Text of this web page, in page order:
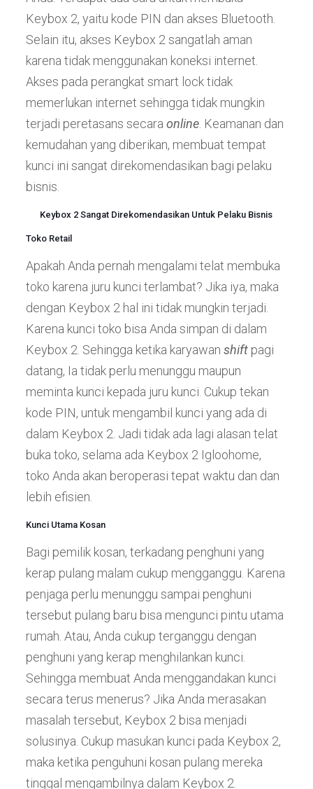
Keybox 2, yaitu kode PIN dan akses Bluetooth.
Selain itu, akses Keybox 2 sangatlah aman
karena tidak menggunakan koneksi internet.
Akses pada perangkat smart lock tidak
memerlukan internet sehingga tidak mungkin
terjadi peretasans secara online. Keamanan dan
kemudahan yang diberikan, membuat tempat
kunci ini sangat direkomendasikan bagi pelaku
bisnis.
Keybox 2 Sangat Direkomendasikan Untuk Pelaku Bisnis
Toko Retail
Apakah Anda pernah mengalami telat membuka
toko karena juru kunci terlambat? Jika iya, maka
dengan Keybox 2 hal ini tidak mungkin terjadi.
Karena kunci toko bisa Anda simpan di dalam
Keybox 2. Sehingga ketika karyawan shift pagi
datang, Ia tidak perlu menunggu maupun
meminta kunci kepada juru kunci. Cukup tekan
kode PIN, untuk mengambil kunci yang ada di
dalam Keybox 2. Jadi tidak ada lagi alasan telat
buka toko, selama ada Keybox 2 Igloohome,
toko Anda akan beroperasi tepat waktu dan dan
lebih efisien.
Kunci Utama Kosan
Bagi pemilik kosan, terkadang penghuni yang
kerap pulang malam cukup mengganggu. Karena
penjaga perlu menunggu sampai penghuni
tersebut pulang baru bisa mengunci pintu utama
rumah. Atau, Anda cukup terganggu dengan
penghuni yang kerap menghilankan kunci.
Sehingga membuat Anda menggandakan kunci
secara terus menerus? Jika Anda merasakan
masalah tersebut, Keybox 2 bisa menjadi
solusinya. Cukup masukan kunci pada Keybox 2,
maka ketika penguhuni kosan pulang mereka
tinggal mengambilnya dalam Keybox 2.